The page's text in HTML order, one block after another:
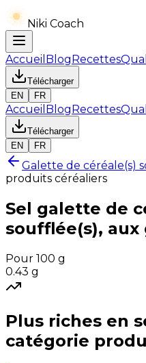
Niki Coach
Accueil BlogRecettes
Télécharger
EN
FR
Accueil BlogRecettes
Télécharger
EN
FR
Galette de céréale(s)
produits céréaliers
Sel galette de
soufflée(s), aux
Pour 100 g
0.43 g
Plus riches en
catégorie